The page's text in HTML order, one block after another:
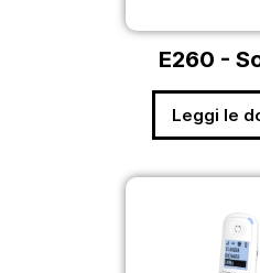
E260 -
Leggi le